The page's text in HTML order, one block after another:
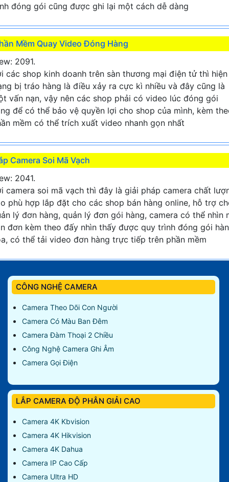
đóng gói cũng được ghi lại một cách dễ dàng
Mềm Quay Video Đóng Hàng
2091.
các shop kinh doanh trên sàn thương mại điện tử thì hiện
bị tráo hàng là điều xảy ra cực kì nhiều và đây cũng là
vấn nạn, vậy nên các shop phải có video lúc đóng gói
để có thể bảo vệ quyền lợi cho shop của mình, kèm
mềm có thể trích xuất video nhanh gọn nhất
Camera Soi Mã Vạch
2041.
camera soi mã vạch thì đây là giải pháp camera chất
phù hợp lắp đặt cho các shop bán hàng online, hỗ trợ
lý đơn hàng, quản lý đơn gói hàng, camera có thể nhìn
đơn kèm theo đấy nhìn thấy được quy trình đóng gói
có thể tải video đơn hàng trực tiếp trên phần mềm
CÔNG NGHỆ CAMERA
Camera Theo Dõi Con Người
Camera Có Màu Ban Đêm
Camera Đàm Thoại 2 Chiều
Công Nghệ Camera Ghi Âm
Camera Gọi Điện
LẮP CAMERA ĐỘ PHÂN GIẢI CAO
Camera 4K Kbvision
Camera 4K Hikvision
Camera 4K Dahua
Camera IP Cao Cấp
Camera Ultra HD